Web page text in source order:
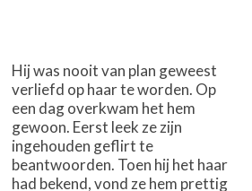
Hij was nooit van plan geweest
verliefd op haar te worden. Op
een dag overkwam het hem
gewoon. Eerst leek ze zijn
ingehouden geflirt te
beantwoorden. Toen hij het haar
had bekend, vond ze hem prettig